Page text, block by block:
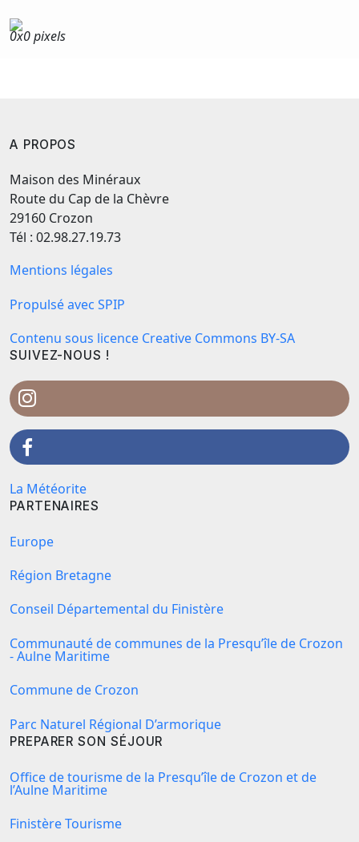
0x0 pixels
A PROPOS
Maison des Minéraux
Route du Cap de la Chèvre
29160 Crozon
Tél : 02.98.27.19.73
Mentions légales
Propulsé avec SPIP
Contenu sous licence Creative Commons BY-SA
SUIVEZ-NOUS !
La Météorite
PARTENAIRES
Europe
Région Bretagne
Conseil Départemental du Finistère
Communauté de communes de la Presqu’île de Crozon
- Aulne Maritime
Commune de Crozon
Parc Naturel Régional D’armorique
PREPARER SON SÉJOUR
Office de tourisme de la Presqu’île de Crozon et de
l’Aulne Maritime
Finistère Tourisme